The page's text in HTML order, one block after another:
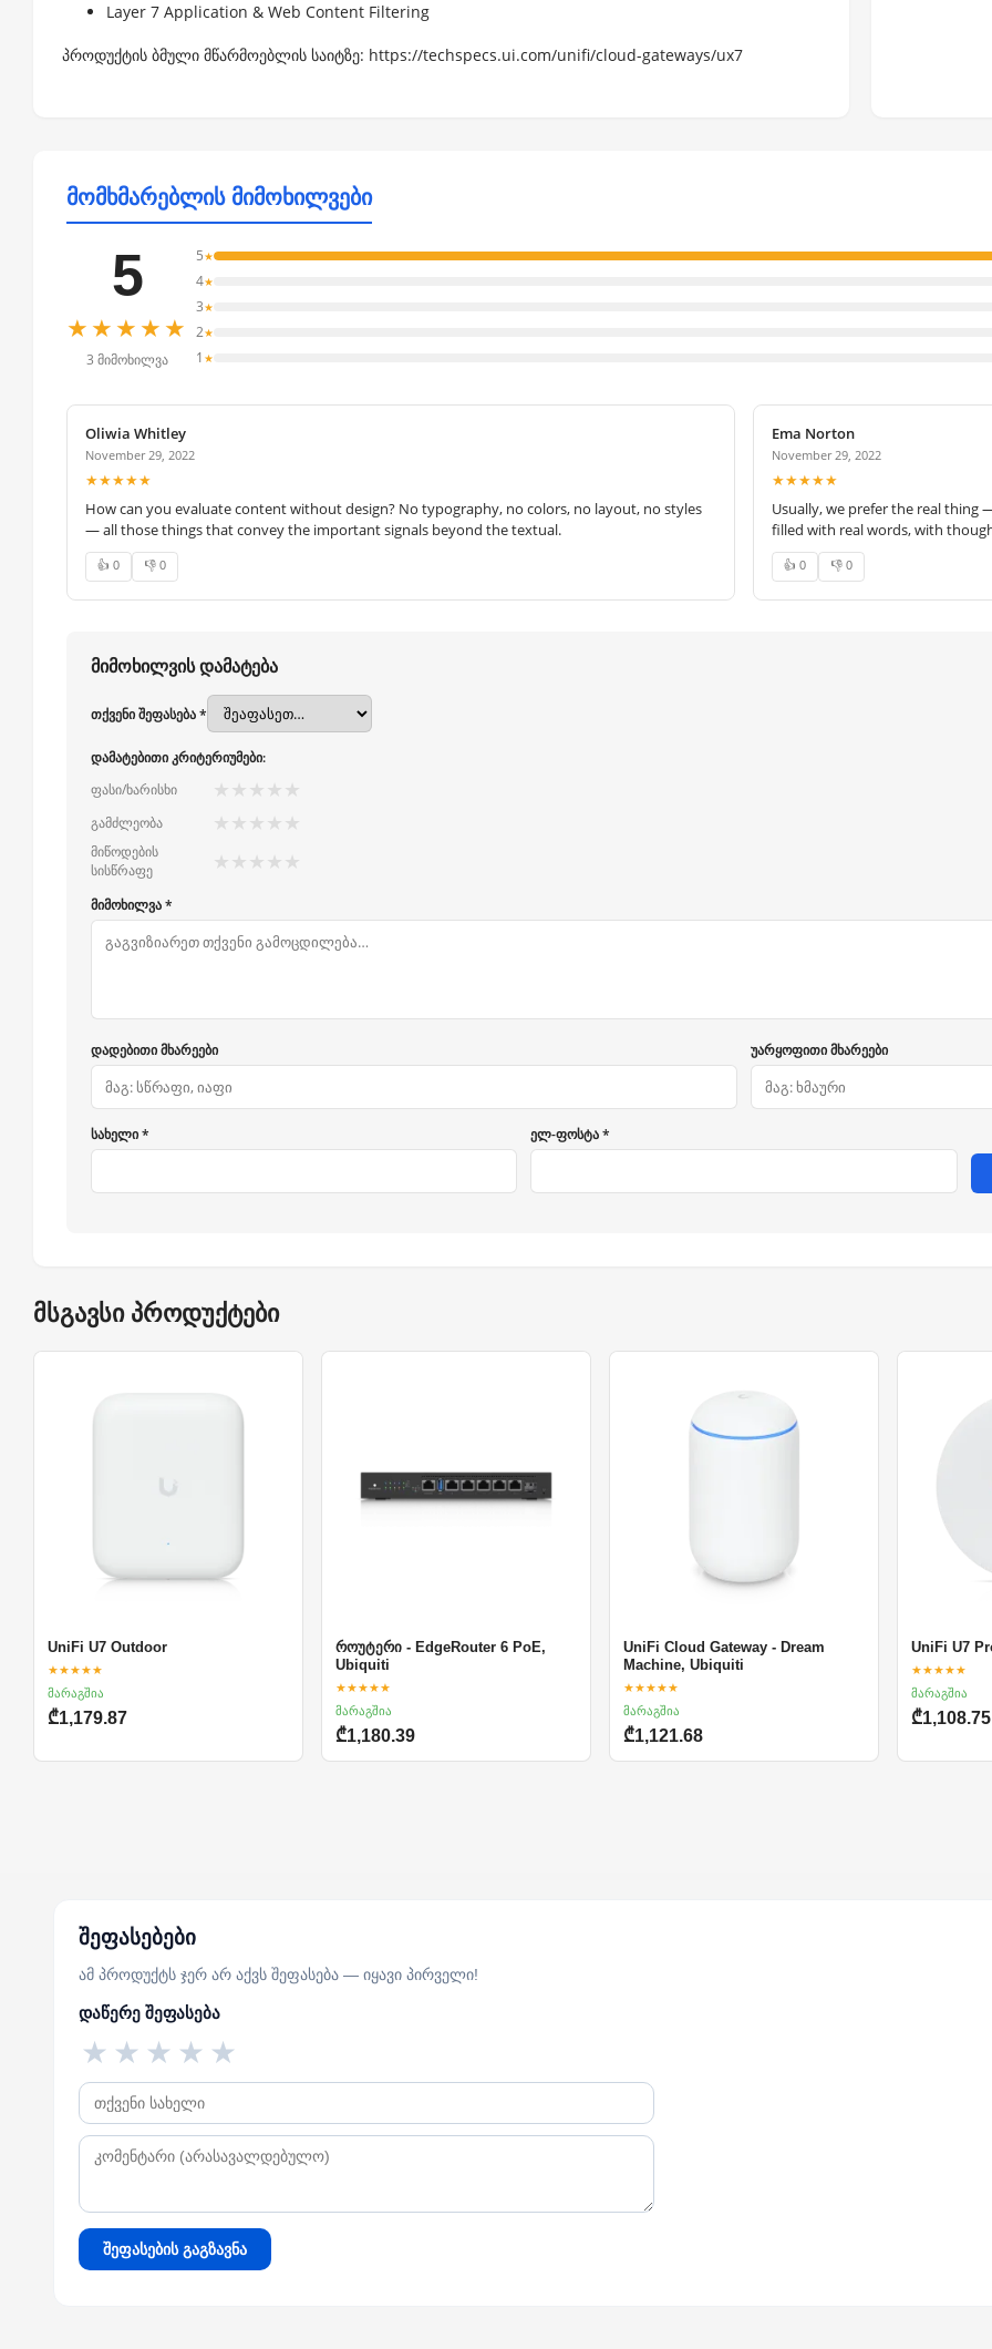
Layer 7 Application & Web Content Filtering
პროდუქტის ბმული მწარმოებლის საიტზე: https://techspecs.ui.com/unifi/cloud-gateways/ux7
მომხმარებლის მიმოხილვები
5
★★★★★
3 მიმოხილვა
5★
4★
3★
2★
1 ★
Oliwia Whitley
November 29, 2022
★★★★★
How can you evaluate content without design? No typography, no colors, no layout, no styles
— all those things that convey the important signals beyond the textual.
👍 0 👎 0
Ema Norton
November 29, 2022
★★★★★
Usually, we prefer the real thing
filled with real words, with
👍 0 👎 0
მიმოხილვის დამატება
თქვენი შეფასება *
დამატებითი კრიტერიუმები:
ფასი/ხარისხი
★ ★ ★ ★ ★
გამძლეობა ★ ★ ★ ★ ★
მიწოდების
სისწრაფე
★ ★ ★ ★ ★
მიმოხილვა *
დადებითი მხარეები უარყოფითი მხარეები
სახელი * ელ-ფოსტა *
მსგავსი პროდუქტები
UniFi U7 Outdoor
★★★★★
მარაგშია
₾1,179.87
როუტერი - EdgeRouter 6 PoE,
Ubiquiti
★★★★★
მარაგშია
₾1,180.39
UniFi Cloud Gateway - Dream
Machine, Ubiquiti
★★★★★
მარაგშია
₾1,121.68
UniFi U7
★★★★★
მარაგშია
₾1,108.75
შეფასებები
ამ პროდუქტს ჯერ არ აქვს შეფასება — იყავი პირველი!
დაწერე შეფასება
★
★
★
★
★
შეფასების გაგზავნა